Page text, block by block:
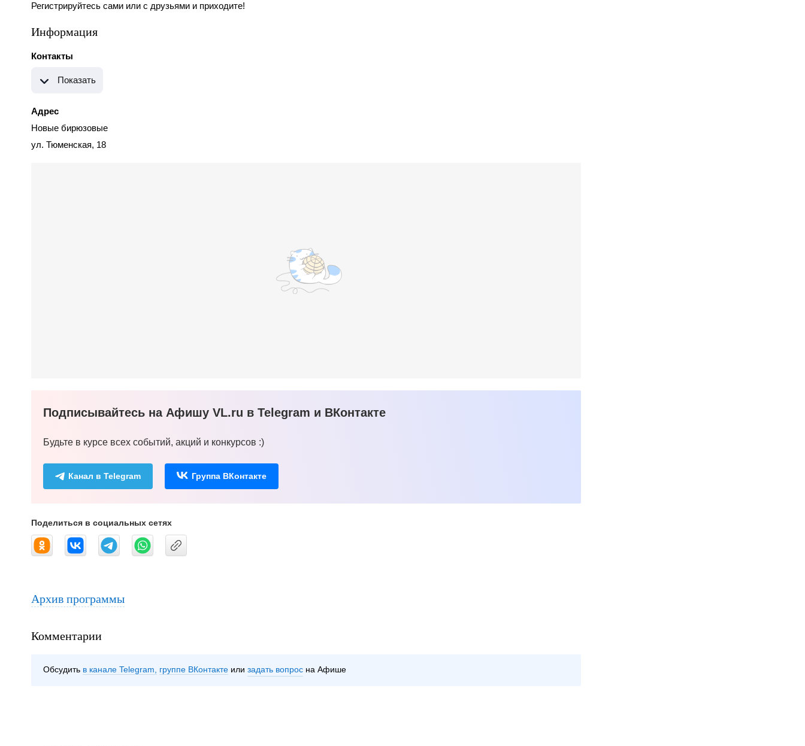
Регистрируйтесь сами или с друзьями и приходите!
Информация
Контакты
Показать
Адрес
Новые бирюзовые
ул. Тюменская, 18
Подписывайтесь на Афишу VL.ru в Telegram и ВКонтакте
Будьте в курсе всех событий, акций и конкурсов :)
Канал в Telegram Группа ВКонтакте
Поделиться в социальных сетях
Архив программы
Комментарии
Обсудить в канале Telegram группе ВКонтакте задать вопрос на Афише